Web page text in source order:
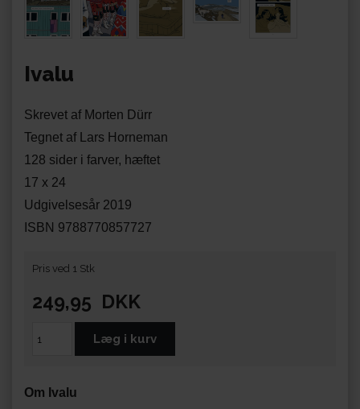
Ivalu
Skrevet af Morten Dürr
Tegnet af Lars Horneman
128 sider i farver, hæftet
17 x 24
Udgivelsesår 2019
ISBN 9788770857727
Pris ved 1 Stk
249,95 DKK
Om Ivalu